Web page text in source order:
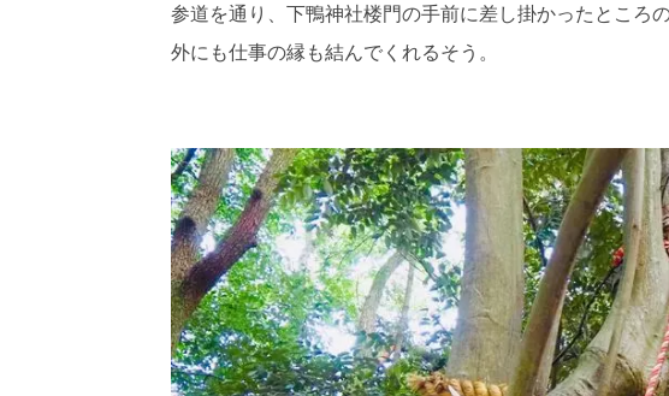
参道を通り、下鴨神社楼門の手前に差し掛かったところ
外にも仕事の縁も結んでくれるそう。